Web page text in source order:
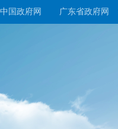
中国政府网 广东省政府网